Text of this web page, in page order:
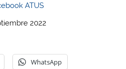
ATUS
2022
WhatsApp